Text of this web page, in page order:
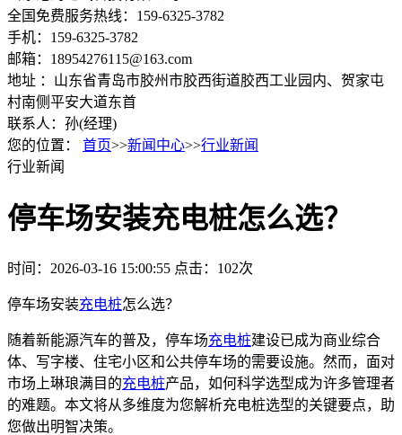
全国免费服务热线：159-6325-3782
手机：159-6325-3782
邮箱：18954276115@163.com
地址 ：山东省青岛市胶州市胶西街道胶西工业园内、贺家屯
村南侧平安大道东首
联系人：孙(经理)
您的位置：
首页>>新闻中心>>行业新闻
行业新闻
停车场安装充电桩怎么选？
时间：2026-03-16 15:00:55 点击：102次
停车场安装充电桩怎么选？
随着新能源汽车的普及，停车场充电桩建设已成为商业综合
体、写字楼、住宅小区和公共停车场的需要设施。然而，面对
市场上琳琅满目的充电桩产品，如何科学选型成为许多管理者
的难题。本文将从多维度为您解析充电桩选型的关键要点，助
您做出明智决策。